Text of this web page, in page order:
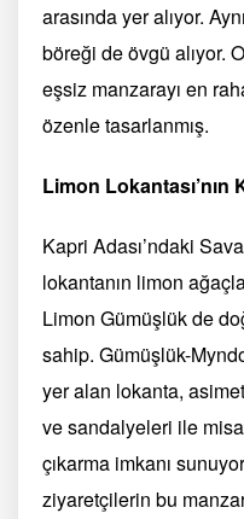
arasında yer alıyor.
böreği de övgü alıyor.
eşsiz manzarayı en
özenle tasarlanmış.
Limon
Kapri Adası’ndaki
lokantanın limon
Limon Gümüşlük de
sahip. Gümüşlük-
yer alan lokanta,
ve sandalyeleri ile
çıkarma imkanı
ziyaretçilerin bu